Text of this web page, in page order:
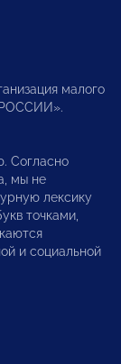
малого
РОССИИ».
Согласно
мы не
лексику
точками,
и социальной